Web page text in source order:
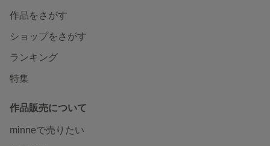
作品をさがす
ショップをさがす
ランキング
特集
作品販売について
minneで売りたい